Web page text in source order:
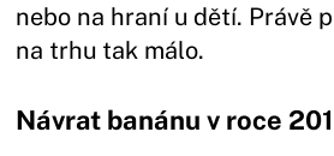
nebo na hraní u dětí. Právě
na trhu tak málo.
Návrat banánu v roce